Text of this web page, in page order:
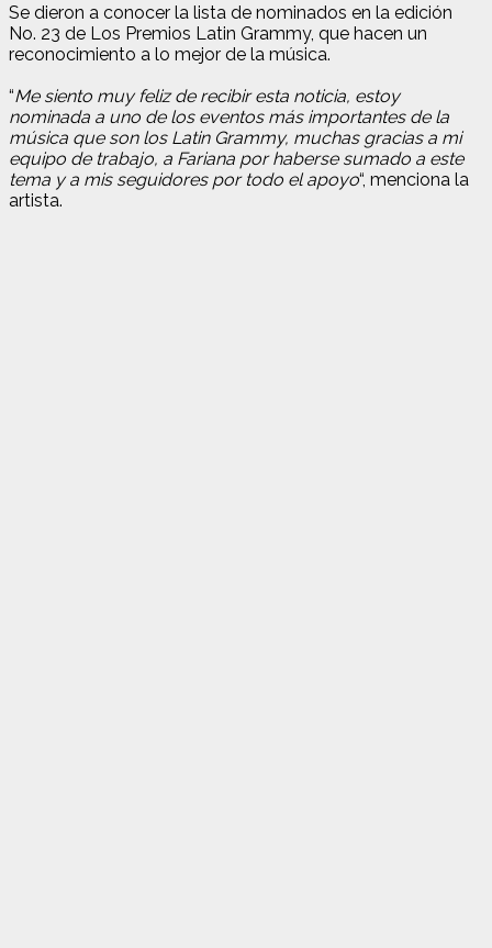
Se dieron a conocer la lista de nominados en la edición
No. 23 de Los Premios Latin Grammy, que hacen un
reconocimiento a lo mejor de la música.
“Me siento muy feliz de recibir esta noticia, estoy
nominada a uno de los eventos más importantes de la
música que son los Latin Grammy, muchas gracias a mi
equipo de trabajo, a Fariana por haberse sumado a este
tema y a mis seguidores por todo el apoyo“, menciona la
artista.